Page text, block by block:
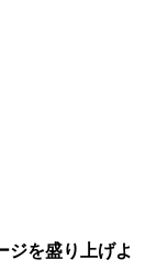
ジを盛り上げよ